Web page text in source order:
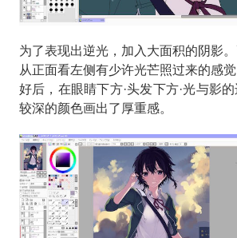
为了表现出逆光，加入大面积的阴影
从正面看左侧有少许光芒照过来的感
好后，在眼睛下方·头发下方·光与影
较深的颜色画出了厚重感。